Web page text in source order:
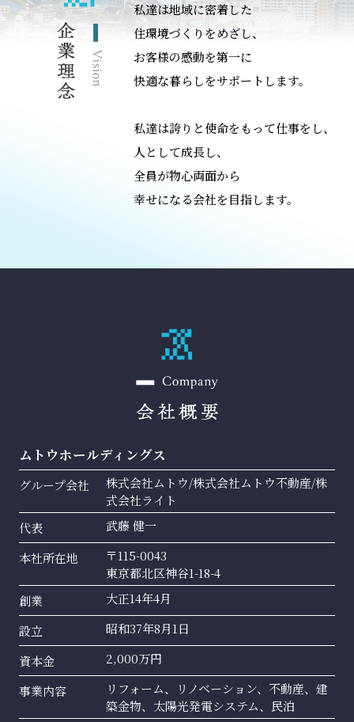
私達は地域に密着した
住環境づくりをめざし、
お客様の感動を第一に
快適な暮らしをサポートします。
私達は誇りと使命をもって仕事をし、
人として成長し、
全員が物心両面から
幸せになる会社を目指します。
ムトウホールディングス
グループ会社
株式会社ムトウ/株式会社ムトウ不動産/株
式会社ライト
代表
武藤 健一
本社所在地
〒115-0043
東京都北区神谷1-18-4
創業
大正14年4月
設立
昭和37年8月1日
資本金
2,000万円
事業内容
リフォーム、リノベーション、不動産、建
築金物、太陽光発電システム、民泊